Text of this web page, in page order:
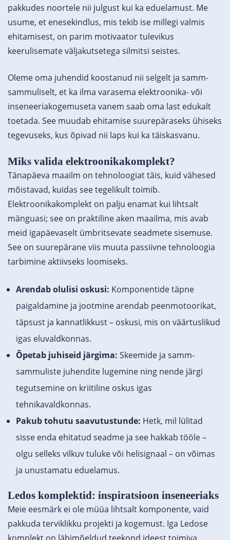
pakkudes noortele nii julgust kui ka eduelamust. Me
usume, et enesekindlus, mis tekib ise millegi valmis
ehitamisest, on parim motivaator tulevikus
keerulisemate väljakutsetega silmitsi seistes.
Oleme oma juhendid koostanud nii selgelt ja samm-
sammuliselt, et ka ilma varasema elektroonika- või
inseneeriakogemuseta vanem saab oma last edukalt
toetada. See muudab ehitamise suurepäraseks ühiseks
tegevuseks, kus õpivad nii laps kui ka täiskasvanu.
Miks valida elektroonikakomplekt?
Tänapäeva maailm on tehnoloogiat täis, kuid vähesed
mõistavad, kuidas see tegelikult toimib.
Elektroonikakomplekt on palju enamat kui lihtsalt
mänguasi; see on praktiline aken maailma, mis avab
meid igapäevaselt ümbritsevate seadmete sisemuse.
See on suurepärane viis muuta passiivne tehnoloogia
tarbimine aktiivseks loomiseks.
Arendab olulisi oskusi: Komponentide täpne
paigaldamine ja jootmine arendab peenmotoorikat,
täpsust ja kannatlikkust – oskusi, mis on väärtuslikud
igas eluvaldkonnas.
Õpetab juhiseid järgima: Skeemide ja samm-
sammuliste juhendite lugemine ning nende järgi
tegutsemine on kriitiline oskus igas
tehnikavaldkonnas.
Pakub tohutu saavutustunde: Hetk, mil lülitad
sisse enda ehitatud seadme ja see hakkab tööle –
olgu selleks vilkuv tuluke või helisignaal – on võimas
ja unustamatu eduelamus.
Ledos komplektid: inspiratsioon inseneeriaks
Meie eesmärk ei ole müüa lihtsalt komponente, vaid
pakkuda terviklikku projekti ja kogemust. Iga Ledose